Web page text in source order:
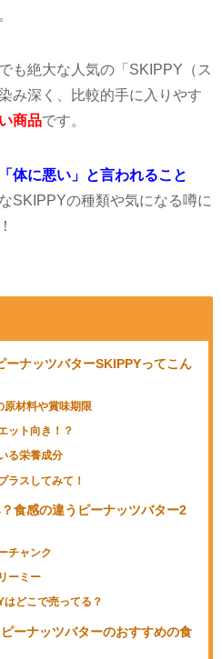
も絶大な人気の「 SKIPPY （ス
み深く、比較的手に入りやす
商品です。
体に悪い」と言われること
SKIPPYの種類や気になる噂に
ーナッツバターSKIPPYってこん
原材料や賞味期限
ット向き！？
る栄養成分
ラスしてみて！
食感の違うピーナッツバター2
チャンク
ーミー
はどこで売ってる？
ーナッツバターのおすすめの食